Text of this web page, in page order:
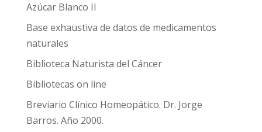
Azúcar Blanco II
Base exhaustiva de datos de medicamentos
naturales
Biblioteca Naturista del Cáncer
Bibliotecas on line
Breviario Clínico Homeopático. Dr. Jorge
Barros. Año 2000.